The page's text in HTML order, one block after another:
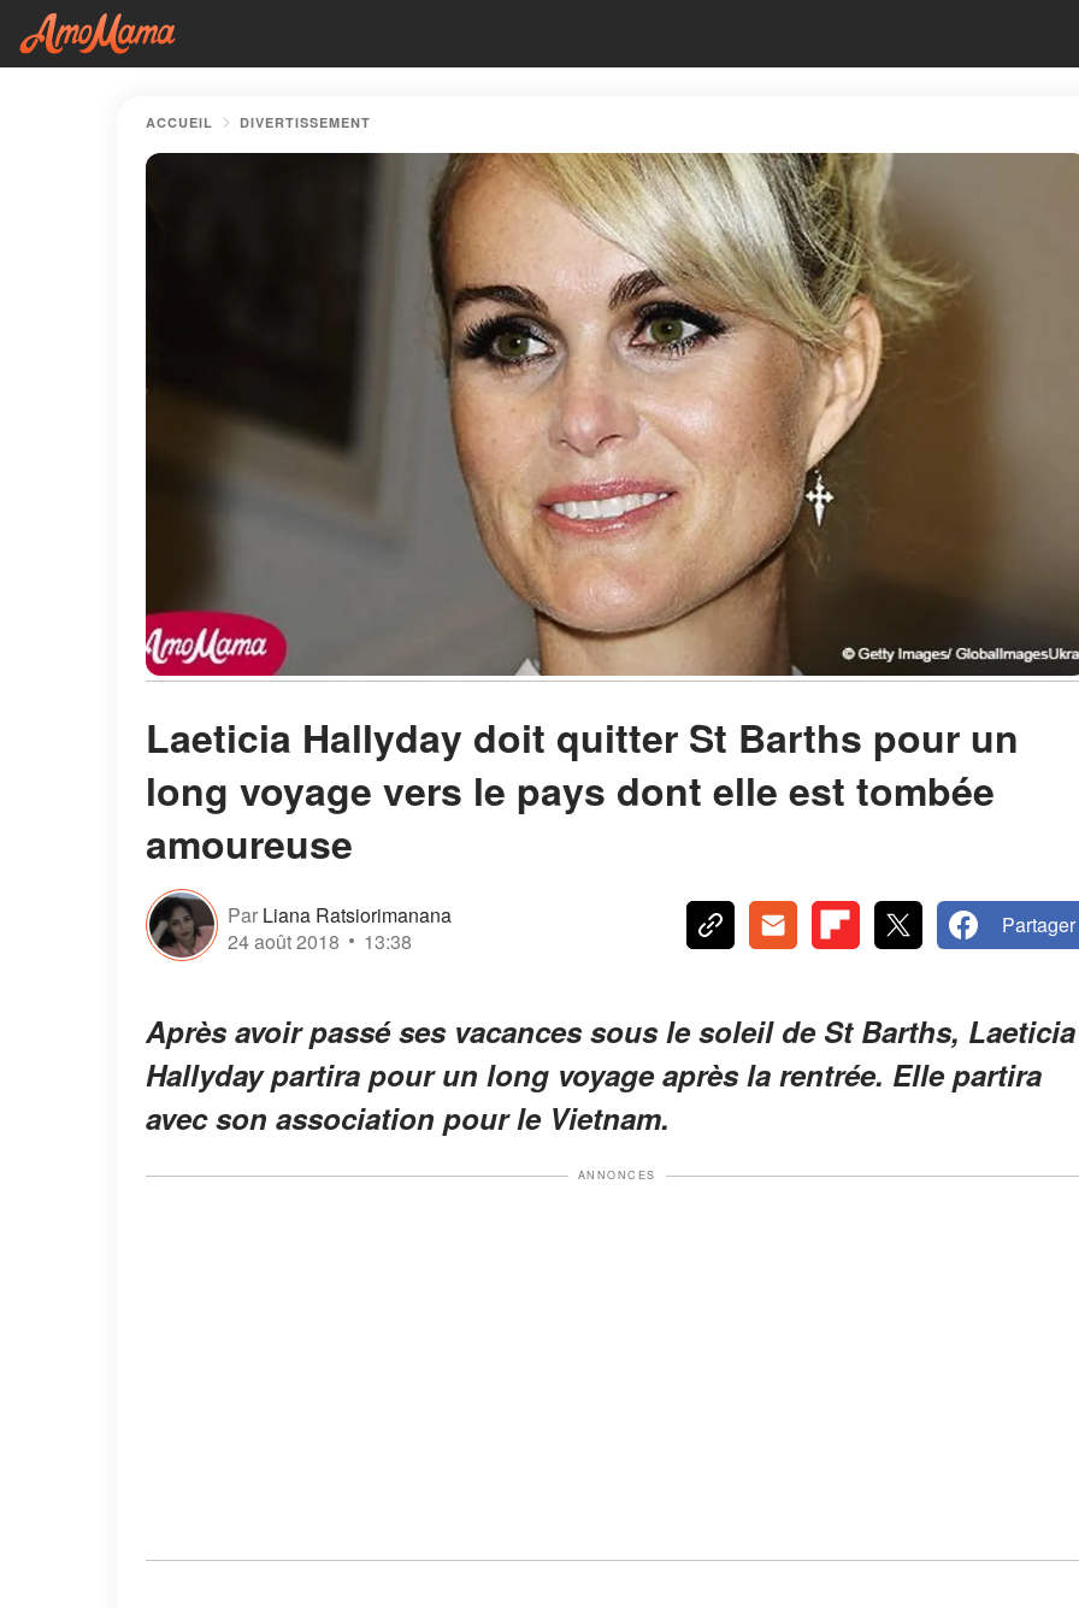
ACCUEIL DIVERTISSEMENT
Laeticia Hallyday doit quitter St Barths pour un
long voyage vers le pays dont elle est tombée
amoureuse
Par Liana Ratsiorimanana
24 août 2018
13:38
Partager
Après avoir passé ses vacances sous le soleil de St Barths, Laeticia
Hallyday partira pour un long voyage après la rentrée. Elle partira
avec son association pour le Vietnam.
ANNONCES